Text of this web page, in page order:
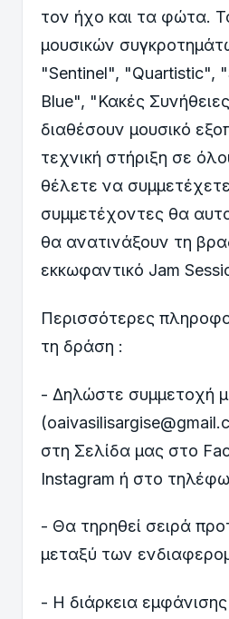
τον ήχο και τα φώτα.
μουσικών
"Sentinel", "Quartistic",
Blue", "Κακές
διαθέσουν μουσικό
τεχνική στήριξη σε
θέλετε να
συμμετέχοντες θα
θα ανατινάξουν τη
εκκωφαντικό Jam
Περισσότερες
τη δράση :
- Δηλώστε συμμετοχή
στη Σελίδα μας στο
Instagram ή στο
- Θα τηρηθεί σειρά
μεταξύ των
- Η διάρκεια